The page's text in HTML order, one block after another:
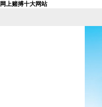
网上赌搏十大网站